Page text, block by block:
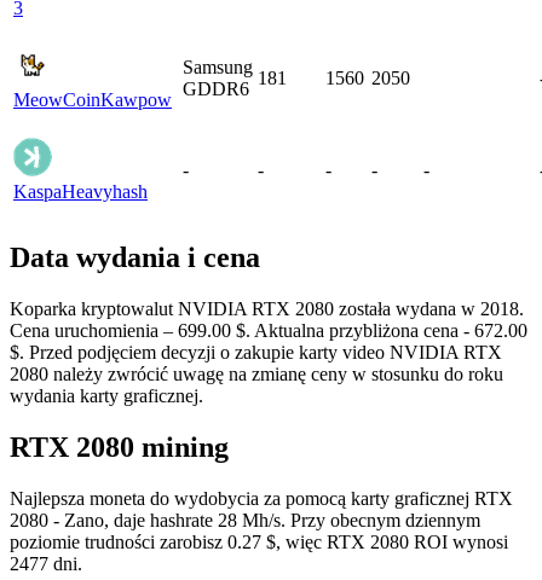
3
MeowCoinKawpow
Samsung
GDDR6
181 1560 2050
KaspaHeavyhash
- - - - -
Data wydania i cena
Koparka kryptowalut NVIDIA RTX 2080 została wydana w 2018.
Cena uruchomienia – 699.00 $. Aktualna przybliżona cena - 672.00
$. Przed podjęciem decyzji o zakupie karty video NVIDIA RTX
2080 należy zwrócić uwagę na zmianę ceny w stosunku do roku
wydania karty graficznej.
RTX 2080 mining
Najlepsza moneta do wydobycia za pomocą karty graficznej RTX
2080 - Zano, daje hashrate 28 Mh/s. Przy obecnym dziennym
poziomie trudności zarobisz 0.27 $, więc RTX 2080 ROI wynosi
2477 dni.